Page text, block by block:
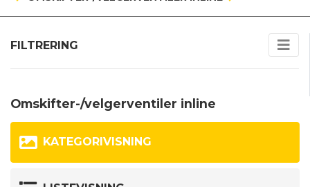
FILTRERING
Omskifter-/velgerventiler inline
KATEGORIVISNING